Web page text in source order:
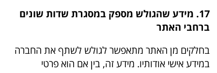
17. מידע שהגולש מספק במסגרת שדות שונים
ברחבי האתר
בחלקים מן האתר מתאפשר לגולש לשתף את החברה
במידע אישי אודותיו. מידע זה, בין אם הוא פרטי